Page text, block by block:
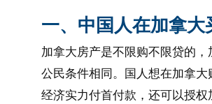
一、中国人在加拿大
加拿大房产是不限购不限贷的
公民条件相同。国人想在加拿
经济实力付首付款，还可以授